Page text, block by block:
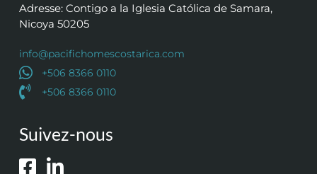
Adresse: Contigo a la Iglesia Católica de Samara,
Nicoya 50205
info@pacifichomescostarica.com
+506 8366 0110
+506 8366 0110
Suivez-nous